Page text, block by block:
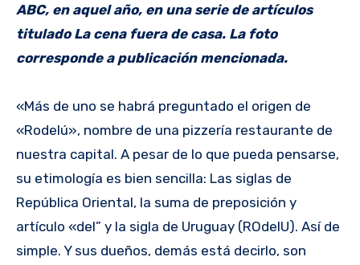
ABC, en aquel año, en una serie de artículos
titulado La cena fuera de casa. La foto
corresponde a publicación mencionada.
«Más de uno se habrá preguntado el origen de
«Rodelú», nombre de una pizzería restaurante de
nuestra capital. A pesar de lo que pueda pensarse,
su etimología es bien sencilla: Las siglas de
República Oriental, la suma de preposición y
artículo «del” y la sigla de Uruguay (ROdelU). Así de
simple. Y sus dueños, demás está decirlo, son